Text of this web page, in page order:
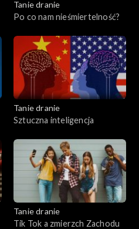
Tanie dranie
Po co nam nieśmiertelność?
Tanie dranie
Sztuczna inteligencja
Tanie dranie
Tik Tok a zmierzch Zachodu